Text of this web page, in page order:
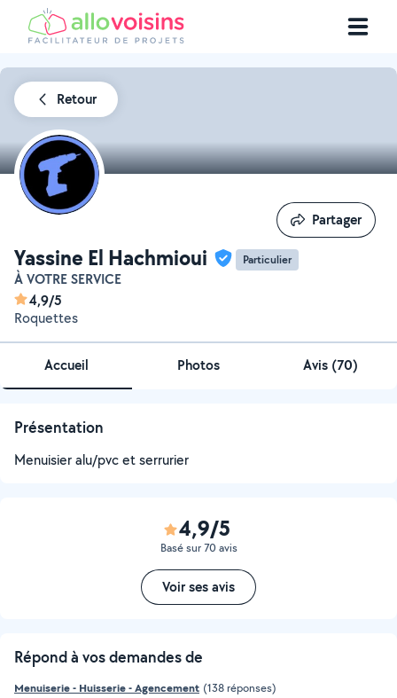
Retour
Yassine El Hachmioui Particulier
À VOTRE SERVICE
4,9/5
Roquettes
Partager
Partager
Accueil Photos Avis (70)
Présentation
Menuisier alu/pvc et serrurier
4,9/5
Basé sur 70 avis
Voir ses avis
Répond à vos demandes de
Menuiserie - Huisserie - Agencement (138 réponses)